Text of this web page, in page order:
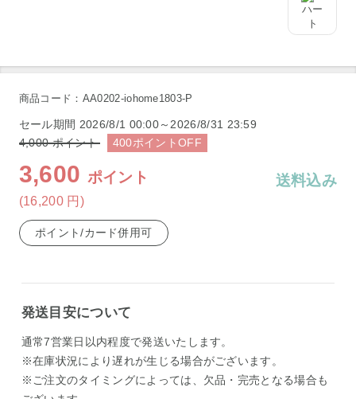
商品コード：AA0202-iohome1803-P
セール期間 2026/8/1 00:00～2026/8/31 23:59
4,000ポイント 400ポイントOFF
3,600 ポイント
(16,200 円 )
送料込み
ポイント/カード併用可
発送目安について
通常7営業日以内程度で発送いたします。
※在庫状況により遅れが生じる場合がございます。
※ご注文のタイミングによっては、欠品・完売となる場合も